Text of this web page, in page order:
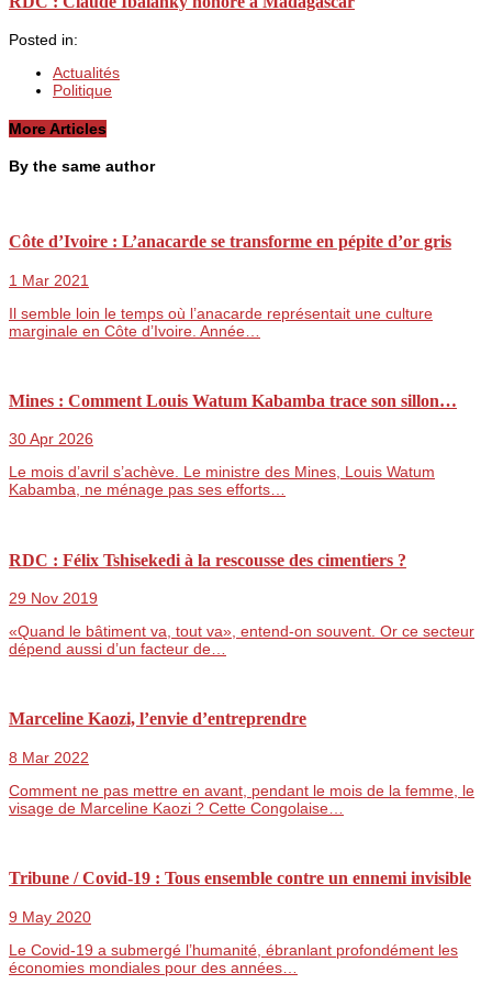
Posted in:
Actualités
Politique
More Articles
By the same author
Côte d’Ivoire : L’anacarde se transforme en pépite d’or gris
1 Mar 2021
Il semble loin le temps où l’anacarde représentait une culture
marginale en Côte d’Ivoire. Année…
Mines : Comment Louis Watum Kabamba trace son sillon…
30 Apr 2026
Le mois d’avril s’achève. Le ministre des Mines, Louis Watum
Kabamba, ne ménage pas ses efforts…
RDC : Félix Tshisekedi à la rescousse des cimentiers ?
29 Nov 2019
«Quand le bâtiment va, tout va», entend-on souvent. Or ce secteur
dépend aussi d’un facteur de…
Marceline Kaozi, l’envie d’entreprendre
8 Mar 2022
Comment ne pas mettre en avant, pendant le mois de la femme, le
visage de Marceline Kaozi ? Cette Congolaise…
Tribune / Covid-19 : Tous ensemble contre un ennemi invisible
9 May 2020
Le Covid-19 a submergé l’humanité, ébranlant profondément les
économies mondiales pour des années…